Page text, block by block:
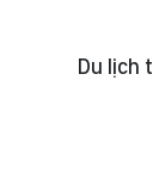
Du lịch